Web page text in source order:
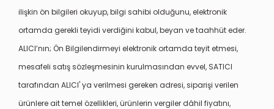
ilişkin ön bilgileri okuyup, bilgi sahibi olduğunu, elektronik
ortamda gerekli teyidi verdiğini kabul, beyan ve taahhüt eder.
ALICI’nın; Ön Bilgilendirmeyi elektronik ortamda teyit etmesi,
mesafeli satış sözleşmesinin kurulmasından evvel, SATICI
tarafından ALICI' ya verilmesi gereken adresi, siparişi verilen
ürünlere ait temel özellikleri, ürünlerin vergiler dâhil fiyatını,